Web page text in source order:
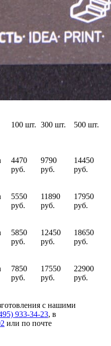
100 шт. 300 шт. 500 шт.
4470
руб.
9790
руб.
14450
руб.
5550
руб.
11890
руб.
17950
руб.
5850
руб.
12450
руб.
18650
руб.
7850
руб.
17550
руб.
22900
руб.
с нашими
933-34-23, в
или по почте